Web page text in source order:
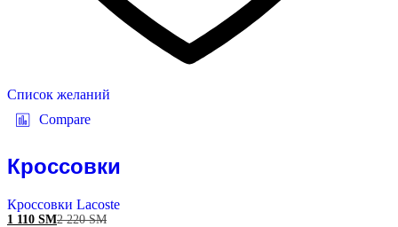
Список желаний
Compare
Кроссовки
Кроссовки Lacoste
1 110 ЅМ2 220ЅМ